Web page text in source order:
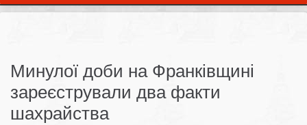
Минулої доби на Франківщині
зареєстрували два факти
шахрайства